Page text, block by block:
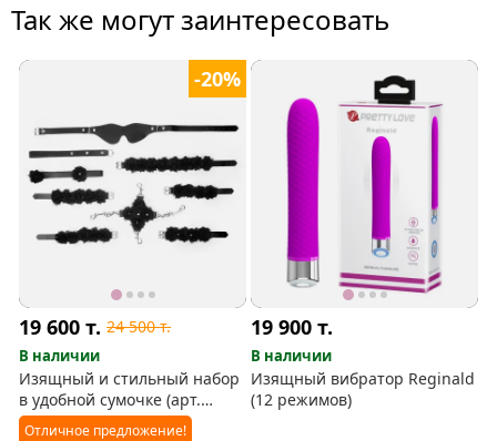
Так же могут заинтересовать
-20%
19 600т. 24 500т.
В наличии
Изящный и стильный набор
в удобной сумочке (арт.
80622)
Отличное предложение!
19 900т.
В наличии
Изящный вибратор Reginald
(12 режимов)